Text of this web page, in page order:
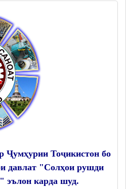
Ҷумҳурии Тоҷикистон бо
давлат "Солҳои рушди
эълон карда шуд.